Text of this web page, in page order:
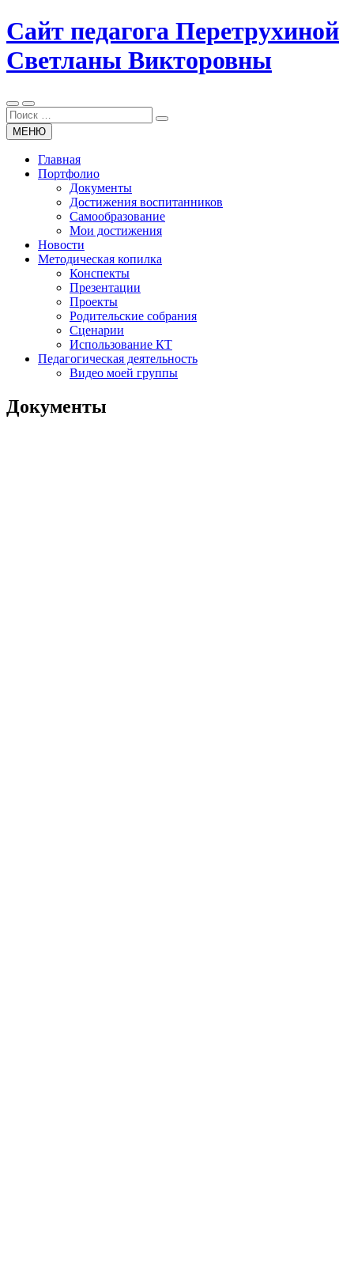
Перейти
к
содержанию
Сайт педагога Перетрухиной
Светланы Викторовны
Поиск
для:
МЕНЮ
Главная
Портфолио
Документы
Достижения воспитанников
Самообразование
Мои достижения
Новости
Методическая копилка
Конспекты
Презентации
Проекты
Родительские собрания
Сценарии
Использование КТ
Педагогическая деятельность
Видео моей группы
Документы